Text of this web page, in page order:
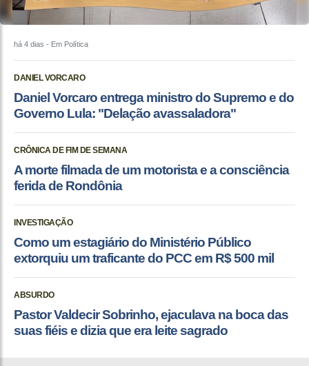
há 4 dias - Em Política
DANIEL VORCARO
Daniel Vorcaro entrega ministro do Supremo e do
Governo Lula: "Delação avassaladora"
CRÔNICA DE FIM DE SEMANA
A morte filmada de um motorista e a consciência
ferida de Rondônia
INVESTIGAÇÃO
Como um estagiário do Ministério Público
extorquiu um traficante do PCC em R$ 500 mil
ABSURDO
Pastor Valdecir Sobrinho, ejaculava na boca das
suas fiéis e dizia que era leite sagrado